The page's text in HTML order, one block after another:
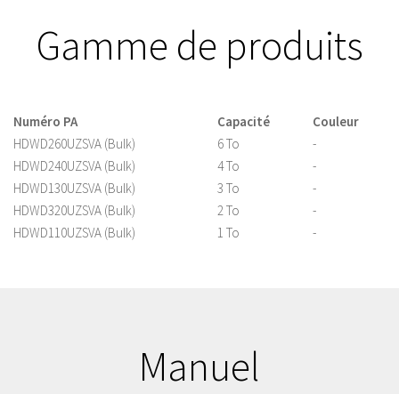
Gamme de produits
Numéro PA Capacité
Couleur
HDWD260UZSVA (Bulk)
6 To
-
HDWD240UZSVA (Bulk)
4 To
-
HDWD130UZSVA (Bulk)
3 To
-
HDWD320UZSVA (Bulk)
2 To
-
HDWD110UZSVA (Bulk)
1 To -
Manuel